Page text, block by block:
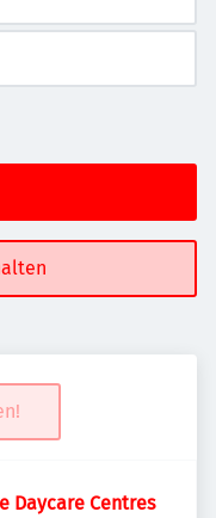
Daycare Centres